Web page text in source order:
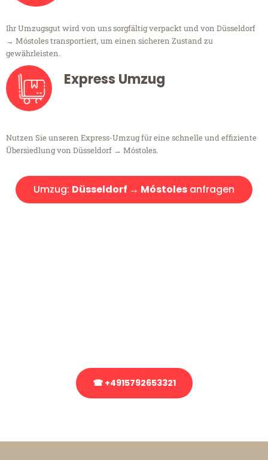
Ihr Umzugsgut wird von uns sorgfältig verpackt und von Düsseldorf
→ Móstoles transportiert, um einen sicheren Zustand zu
gewährleisten.
Express Umzug
Nutzen Sie unseren Express-Umzug für eine schnelle und effiziente
Übersiedlung von Düsseldorf → Móstoles.
Umzug: Düsseldorf → Móstoles anfragen
☎ +4915792653321